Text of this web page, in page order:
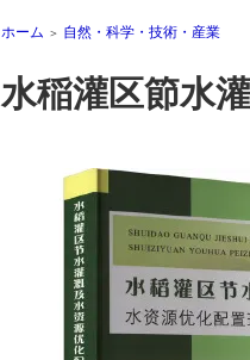
ホーム ＞ 自然・科学・技術・産業
水稲灌区節